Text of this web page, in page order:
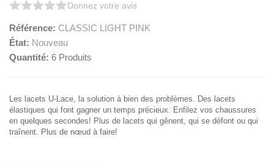
Donnez votre avis
Référence: CLASSIC LIGHT PINK
État: Nouveau
Quantité: 6 Produits
Les lacets U-Lace, la solution à bien des problèmes. Des lacets
élastiques qui font gagner un temps précieux. Enfilez vos chaussures
en quelques secondes! Plus de lacets qui gênent, qui se défont ou qui
traînent. Plus de nœud à faire!